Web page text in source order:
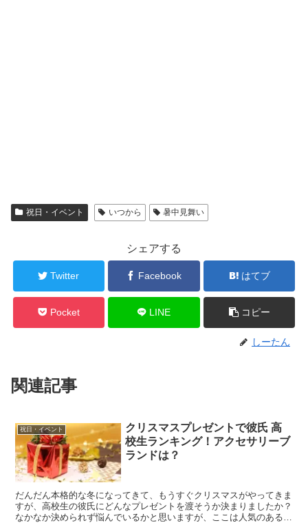
祝日・イベント いつから 暑中見舞い
シェアする
Twitter Facebook はてブ
Pocket LINE コピー
しーたん
関連記事
祝日・イベント
クリスマスプレゼントで彼氏 高
校生ランキング！アクセサリーブ
ランドは？
だんだん本格的な冬になってきて、もうすぐクリスマスがやってきま
すが、高校生の彼氏にどんなプレゼントを渡そうか決まりましたか？
なかなか決められず悩んでいるかと思いますが、ここは人気のある定